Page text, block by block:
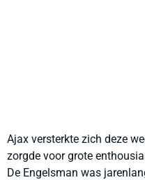
Ajax versterkte zich deze
zorgde voor grote
De Engelsman was